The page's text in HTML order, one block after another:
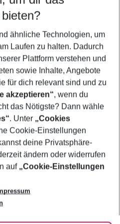
8 Nächte
anzeigen
ähnliche Technologien, um
Laufen zu halten. Dadurch
Plattform verstehen und
sowie Inhalte, Angebote
für dich relevant sind und zu
akzeptieren“, wenn du
das Nötigste? Dann wähle
. Unter „Cookies
Cookie-Einstellungen
deine Privatsphäre-
ändern oder widerrufen
auf „Cookie-Einstellungen